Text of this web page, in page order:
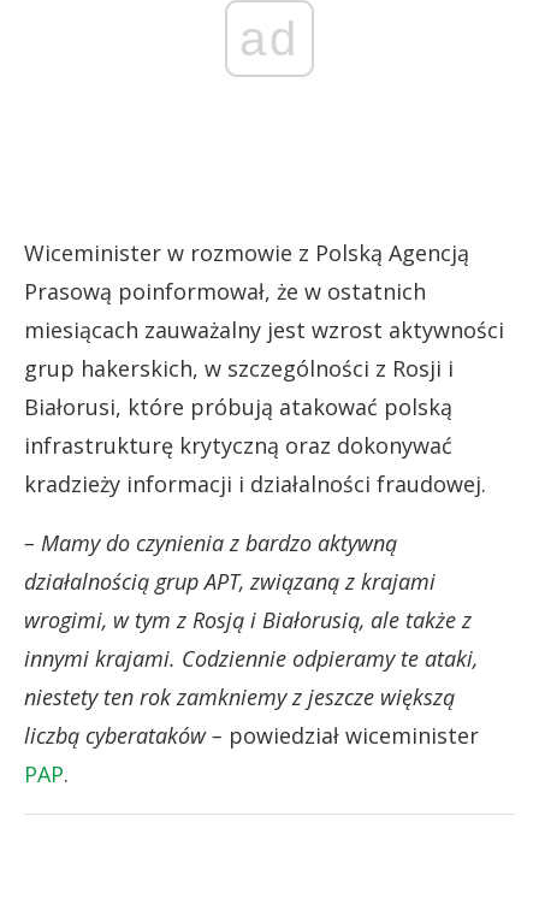
ad
Wiceminister w rozmowie z Polską Agencją
Prasową poinformował, że w ostatnich
miesiącach zauważalny jest wzrost aktywności
grup hakerskich, w szczególności z Rosji i
Białorusi, które próbują atakować polską
infrastrukturę krytyczną oraz dokonywać
kradzieży informacji i działalności fraudowej.
– Mamy do czynienia z bardzo aktywną
działalnością grup APT, związaną z krajami
wrogimi, w tym z Rosją i Białorusią, ale także z
innymi krajami. Codziennie odpieramy te ataki,
niestety ten rok zamkniemy z jeszcze większą
liczbą cyberataków – powiedział wiceminister
PAP.